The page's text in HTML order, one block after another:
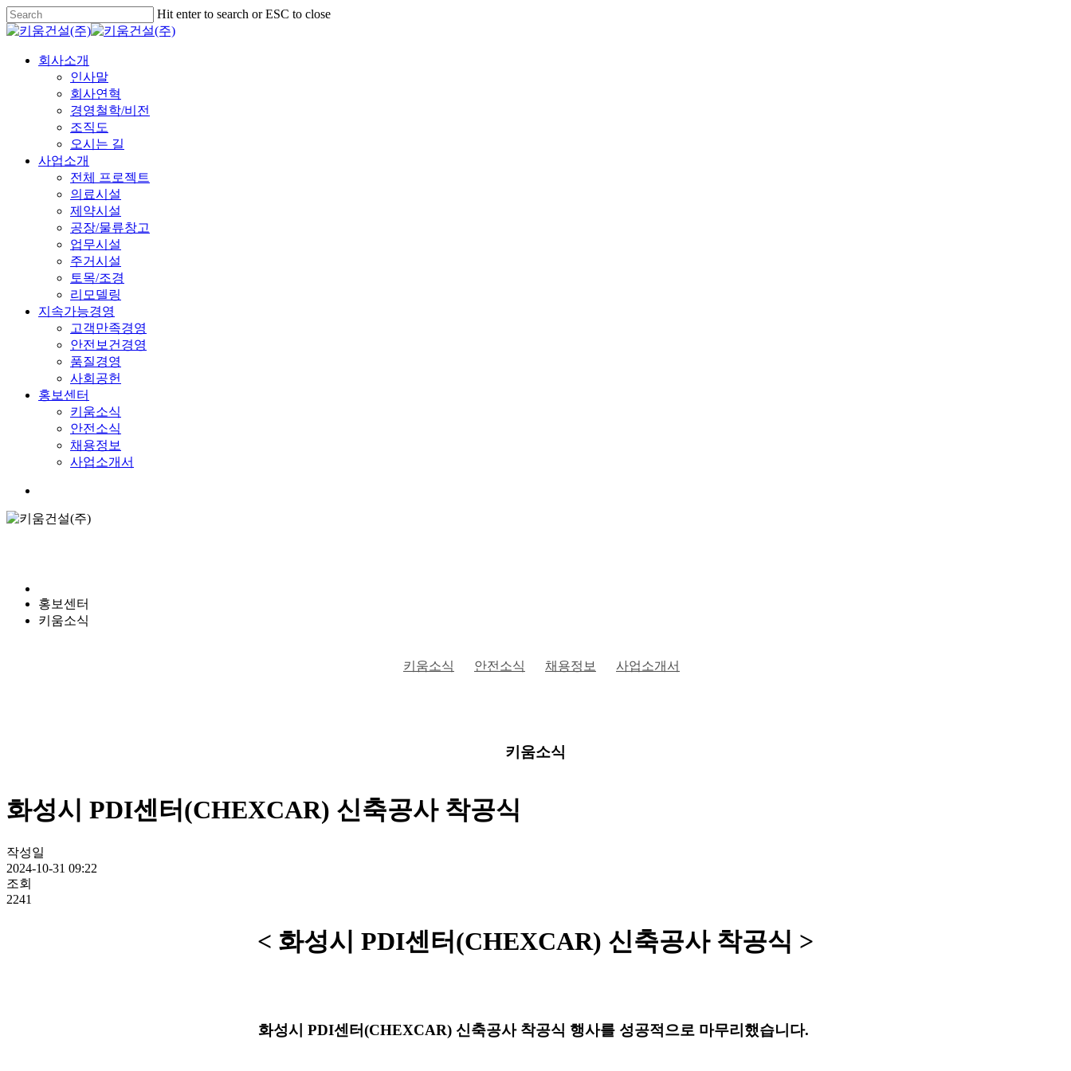
Skip
to
main
content
Hit enter to search or ESC to close
Close
Menu
회사소개
인사말
회사연혁
경영철학/비전
조직도
오시는 길
사업소개
전체 프로젝트
의료시설
제약시설
공장/물류창고
업무시설
주거시설
토목/조경
리모델링
지속가능경영
고객만족경영
안전보건경영
품질경영
사회공헌
홍보센터
키움소식
안전소식
채용정보
사업소개서
홍보센터
키움소식
키움소식 안전소식 채용정보 사업소개서
키움소식
화성시 PDI센터(CHEXCAR) 신축공사 착공식
작성일
2024-10-31 09:22
조회
2241
< 화성시 PDI센터(CHEXCAR) 신축공사 착공식 >
화성시 PDI센터(CHEXCAR) 신축공사 착공식 행사를 성공적으로 마무리했습니다.